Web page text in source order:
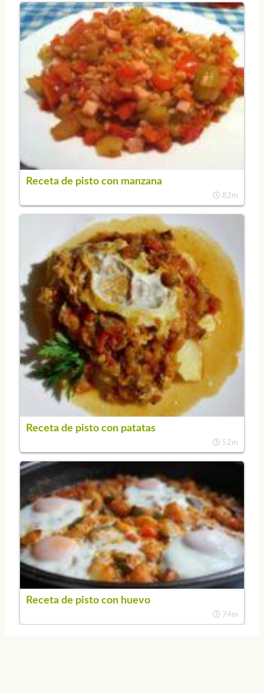
Receta de pisto con manzana
82m
Receta de pisto con patatas
52m
Receta de pisto con huevo
74m